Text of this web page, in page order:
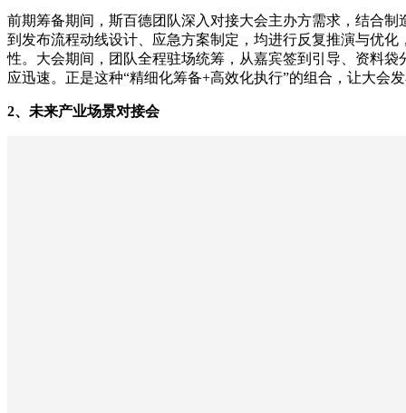
前期筹备期间，斯百德团队深入对接大会主办方需求，结合
到发布流程动线设计、应急方案制定，均进行反复推演与优
性。大会期间，团队全程驻场统筹，从嘉宾签到引导、资料
应迅速。正是这种“精细化筹备+高效化执行”的组合，让大会
2、未来产业场景对接会